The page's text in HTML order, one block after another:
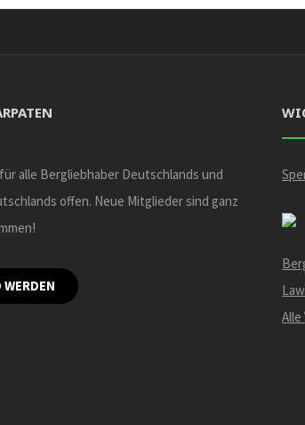
alle Bergliebhaber Deutschlands und
offen. Neue Mitglieder sind ganz